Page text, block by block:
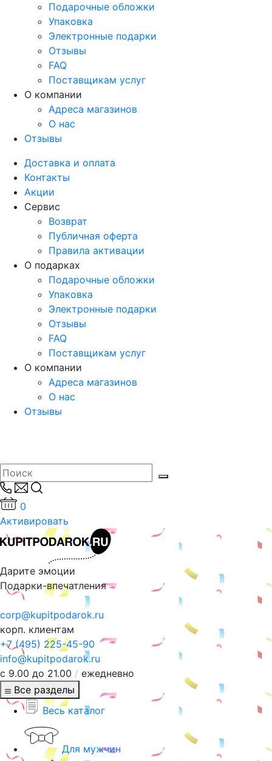
Подарочные обложки
Упаковка
Электронные подарки
Отзывы
FAQ
Поставщикам услуг
О компании
Адреса магазинов
О нас
Отзывы
Доставка и оплата
Контакты
Акции
Сервис
Возврат
Публичная оферта
Правила активации
О подарках
Подарочные обложки
Упаковка
Электронные подарки
Отзывы
FAQ
Поставщикам услуг
О компании
Адреса магазинов
О нас
Отзывы
0
Активировать
Дарите эмоции
Подарки-впечатления
corp@kupitpodarok.ru
корп. клиентам
+7 (495) 225-45-90
info@kupitpodarok.ru
с 9.00 до 21.00 / ежедневно
Все разделы
Весь каталог
Для мужчин